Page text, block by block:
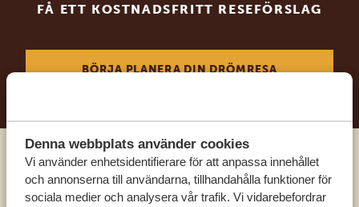
Denna webbplats använder cookies
Vi använder enhetsidentifierare för att anpassa innehållet
och annonserna till användarna, tillhandahålla funktioner för
sociala medier och analysera vår trafik. Vi vidarebefordrar
FÅ ETT KOSTNADSFRITT RESEFÖRSLAG
BÖRJA PLANERA DIN DRÖMRESA
Ring en av våra experter